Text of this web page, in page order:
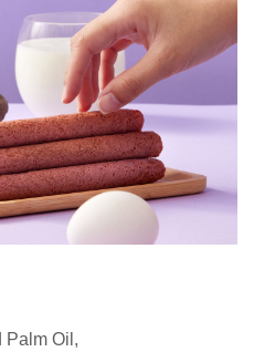
Palm Oil,